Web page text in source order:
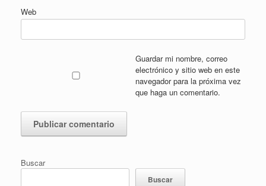
Web
Guardar mi nombre, correo
electrónico y sitio web en este
navegador para la próxima vez
que haga un comentario.
Buscar
Buscar